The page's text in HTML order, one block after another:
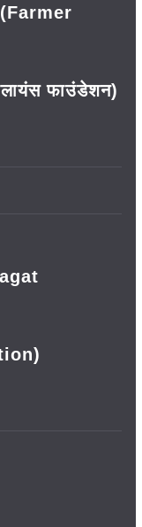
(Farmer
फाउंडेशन)